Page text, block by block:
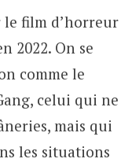
film d’horreur
2022. On se
comme le
celui qui ne
mais qui
les situations